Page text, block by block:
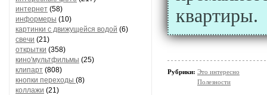
интернет (58)
информеры (10)
картинки с движущейся водой (6)
свечи (21)
открытки (358)
кино'мультфильмы (25)
клипарт (808)
кнопки переходы (8)
коллажи (21)
квартиры.
Рубрики: Это интересно
Полезности